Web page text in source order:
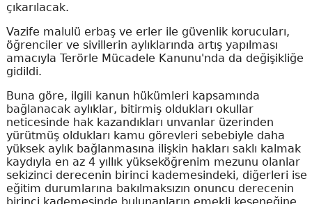
çıkarılacak.
Vazife malulü erbaş ve erler ile güvenlik korucuları,
öğrenciler ve sivillerin aylıklarında artış yapılması
amacıyla Terörle Mücadele Kanunu'nda da değişikliğe
gidildi.
Buna göre, ilgili kanun hükümleri kapsamında
bağlanacak aylıklar, bitirmiş oldukları okullar
neticesinde hak kazandıkları unvanlar üzerinden
yürütmüş oldukları kamu görevleri sebebiyle daha
yüksek aylık bağlanmasına ilişkin hakları saklı kalmak
kaydıyla en az 4 yıllık yükseköğrenim mezunu olanlar
sekizinci derecenin birinci kademesindeki, diğerleri ise
eğitim durumlarına bakılmaksızın onuncu derecenin